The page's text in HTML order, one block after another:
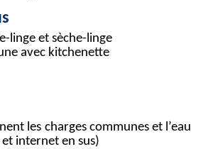
linge et sèche-linge
avec kitchenette
les charges communes et l’eau
internet en sus)